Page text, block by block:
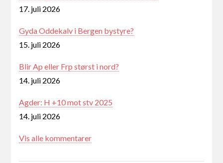
17. juli 2026
Gyda Oddekalv i Bergen bystyre?
15. juli 2026
Blir Ap eller Frp størst i nord?
14. juli 2026
Agder: H +10 mot stv 2025
14. juli 2026
Vis alle kommentarer